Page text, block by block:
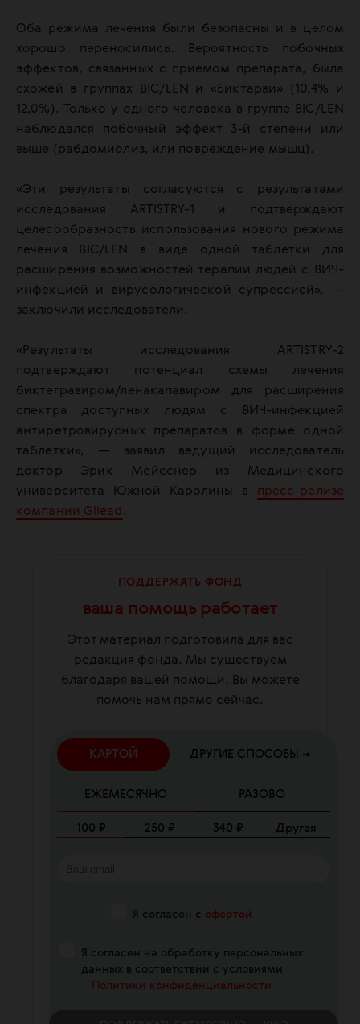
Оба режима лечения были безопасны и в целом
хорошо переносились. Вероятность побочных
эффектов, связанных с приемом препарата, была
схожей в группах BIC/LEN и «Биктарви» (10,4% и
12,0%). Только у одного человека в группе BIC/LEN
наблюдался побочный эффект 3-й степени или
выше (рабдомиолиз, или повреждение мышц).
«Эти результаты согласуются с результатами
исследования ARTISTRY-1 и подтверждают
целесообразность использования нового режима
лечения BIC/LEN в виде одной таблетки для
расширения возможностей терапии людей с ВИЧ-
инфекцией и вирусологической супрессией», —
заключили исследователи.
«Результаты исследования ARTISTRY-2
подтверждают потенциал схемы лечения
биктегравиром/ленакапавиром для расширения
спектра доступных людям с ВИЧ-инфекцией
антиретровирусных препаратов в форме одной
таблетки», — заявил ведущий исследователь
доктор Эрик Мейсснер из Медицинского
университета Южной Каролины в пресс-релизе
компании Gilead .
ПОДДЕРЖАТЬ ФОНД
ваша помощь работает
Этот материал подготовила для вас
редакция фонда. Мы существуем
благодаря вашей помощи. Вы можете
помочь нам прямо сейчас.
КАРТОЙ ДРУГИЕ СПОСОБЫ →
ЕЖЕМЕСЯЧНО РАЗОВО
100 ₽ 250 ₽ 340 ₽ Другая
Я согласен с офертой
Я согласен на обработку персональных
данных в соответствии с условиями
Политики конфиденциальности